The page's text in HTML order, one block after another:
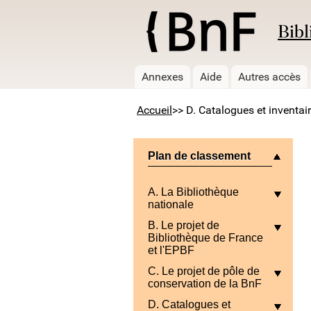
Annexes Aide Autres accès
Accueil >> D. Catalogues et
Plan de classement
A. La Bibliothèque
nationale
B. Le projet de
Bibliothèque de France
et l'EPBF
C. Le projet de pôle de
conservation de la BnF
D. Catalogues et